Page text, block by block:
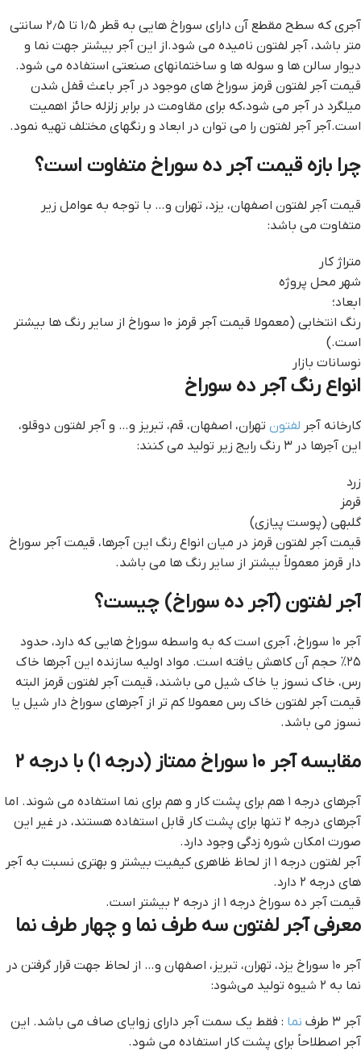
آجری که سطح مقطع آن دارای سوراخ هایی به قطر ۱٫۵ تا ۲٫۵ سانتی
متر باشد، آجر لفتون نامیده می شود.از این آجر بیشتر جهت نما و
دیوار سالن ها و سوله ها و ساختمانهای صنعتی استفاده می شود.
قيمت آجر لفتون قرمز سوراخ های موجود در آجر باعث قفل شدن
میلگرد در آجر می شود،که برای مقاومت در برابر زلزله حائز اهمیت
است.آجر آجر لفتون را می توان در ابعاد و رنگهای مختلف تهیه نمود.
چرا بازه قیمت آجر ده سوراخ متفاوت است؟
قیمت آجر لفتون اصفهان، یزد، تهران و… با توجه به عوامل زیر
متفاوت می باشد:
متراژ کار
شهر محل پروژه
ابعاد؛
رنگ انتخابی (معمولا قیمت آجر قرمز ۱۰ سوراخ از سایر رنگ ها بیشتر
است.)
نوسانات بازار
انواع رنگ آجر ده سوراخ
کارخانه آجر لفتون تهران، اصفهان، قم، تبریز و… و آجر لفتون دوقلو،
این آجرها در ۳ رنگ رایج زیر تولید می کنند:
زرد
قرمز
گلبهی (پوست پیازی)
قيمت آجر لفتون قرمز در میان انواع رنگ این آجرها، قیمت آجر سوراخ
دار قرمز معمولاً بیشتر از سایر رنگ ها می باشد.
آجر لفتون (آجر ده سوراخ) چیست؟
آجر ۱۰ سوراخ، آجری است که به واسطه سوراخ هایی که دارد، حدود
۲۵% حجم آن کاهش یافته است. مواد اولیه سازنده این آجرها خاک
رس، خاک نسوز یا خاک شیل می باشند، قيمت آجر لفتون قرمز البته
قیمت آجر لفتون خاک رس معمولا کم تر از آجرهای سوراخ دار شیل یا
نسوز می باشد.
مقایسه آجر ۱۰ سوراخ ممتاز (درجه ۱) با درجه ۲
آجرهای درجه ۱ هم برای پشت کار و هم برای نما استفاده می شوند. اما
آجرهای درجه ۲ تنها برای پشت کار قابل استفاده هستند، در غیر این
صورت امکان شوره زدگی وجود دارد.
آجر لفتون درجه ۱ از لحاظ ظاهری کیفیت بیشتر و بهتری نسبت به آجر
های درجه ۲ دارد.
قیمت آجر ده سوراخ درجه ۱ از درجه ۲ بیشتر است.
معرفی آجر لفتون سه طرف نما و چهار طرف نما
آجر ۱۰ سوراخ یزد، تهران، تبریز، اصفهان و… از لحاظ جهت قرار گرفتن در
نما به ۲ شیوه تولید می‌شود:
آجر ۳ طرف نما : فقط یک سمت آجر دارای زوایای صاف می باشد. این
آجر اصطلاحاً برای پشت کار استفاده می شود.